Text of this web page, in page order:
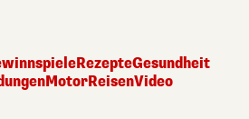
RezepteGesundheit
MotorReisenVideo